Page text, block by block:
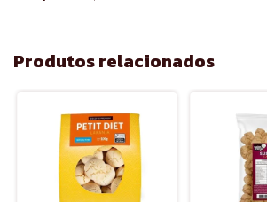
Produtos relacionados